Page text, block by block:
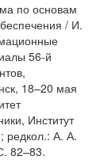
по основам
/ И.
56-й
18–20 мая
Институт
редкол.: А. А.
82–83.